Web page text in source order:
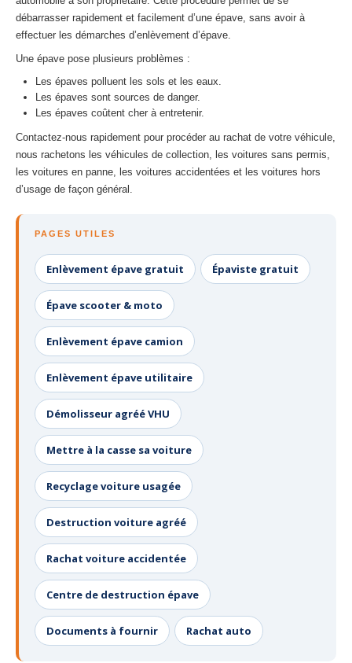
débarrasser rapidement et facilement d’une épave, sans avoir à
effectuer les démarches d’enlèvement d’épave.
Une épave pose plusieurs problèmes :
Les épaves polluent les sols et les eaux.
Les épaves sont sources de danger.
Les épaves coûtent cher à entretenir.
Contactez-nous rapidement pour procéder au rachat de votre véhicule,
nous rachetons les véhicules de collection, les voitures sans permis,
les voitures en panne, les voitures accidentées et les voitures hors
d’usage de façon général.
PAGES UTILES
Enlèvement épave gratuit Épaviste gratuit
Épave scooter & moto
Enlèvement épave camion
Enlèvement épave utilitaire
Démolisseur agréé VHU
Mettre à la casse sa voiture
Recyclage voiture usagée
Destruction voiture agréé
Rachat voiture accidentée
Centre de destruction épave
Documents à fournir Rachat auto